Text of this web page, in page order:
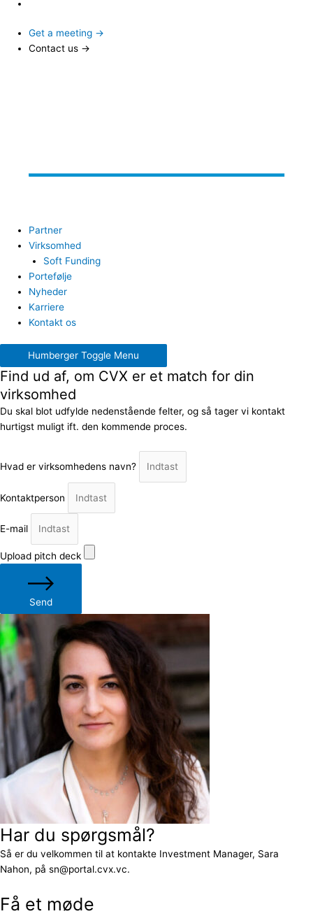
Get a meeting →
Contact us →
Partner
Virksomhed
Soft Funding
Portefølje
Nyheder
Karriere
Kontakt os
Humberger Toggle Menu
Find ud af, om CVX er et match for din
virksomhed
Du skal blot udfylde nedenstående felter, og så tager vi kontakt
hurtigst muligt ift. den kommende proces.
Hvad er virksomhedens navn?
Kontaktperson
E-mail
Upload pitch deck
Send
Har du spørgsmål?
Så er du velkommen til at kontakte Investment Manager, Sara
Nahon, på sn@portal.cvx.vc.
Få et møde